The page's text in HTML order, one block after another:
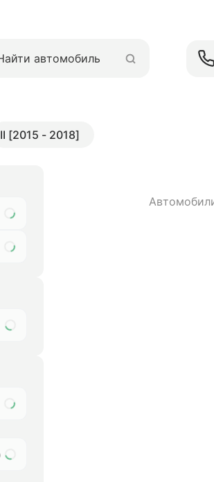
II [2015 - 2018]